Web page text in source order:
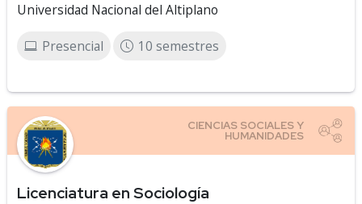
Universidad Nacional del Altiplano
Presencial 10 semestres
Licenciatura en Sociología